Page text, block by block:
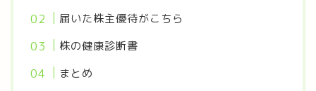
届いた株主優待がこちら
株の健康診断書
まとめ